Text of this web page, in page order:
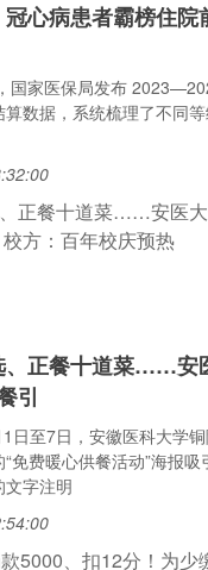
心病患者霸榜住院
国家医保局发布
算数据，系统梳理了不同
、正餐十道菜……安
引
日至7日，安徽医科大学
免费暖心供餐活动”海报
文字注明